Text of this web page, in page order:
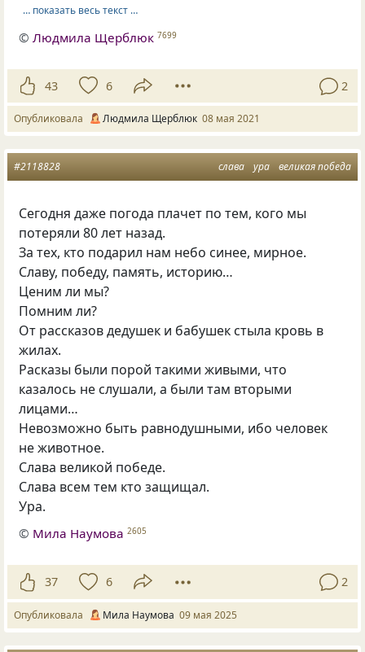
… показать весь текст …
©Людмила Щерблюк 7699
43 6 2
Опубликовала Людмила Щерблюк 08 мая 2021
слава ура великая победа
#2118828
Сегодня даже погода плачет по тем, кого мы
потеряли 80 лет назад.
За тех, кто подарил нам небо синее, мирное.
Славу, победу, память, историю…
Ценим ли мы?
Помним ли?
От рассказов дедушек и бабушек стыла кровь в
жилах.
Расказы были порой такими живыми, что
казалось не слушали, а были там вторыми
лицами…
Невозможно быть равнодушными, ибо человек
не животное.
Слава великой победе.
Слава всем тем кто защищал.
Ура.
© Мила Наумова 2605
37 6 2
Опубликовала Мила Наумова 09 мая 2025